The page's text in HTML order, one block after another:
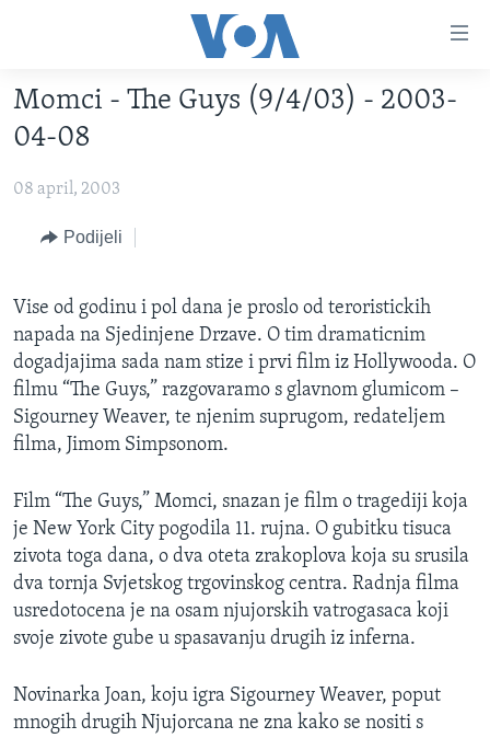
glavni
sadržaj
na
navigaciju
na
pretragu
FOTOGRAFIJE DANA
VIJESTI
BOSNA I HERCEGOVINA
SVIJET
SPECIJALNI PROJEKTI
KORUPCIJA
SLOBODA MEDIJA
ŽENSKA STRANA
MAGAZIN
O GLASU AMERIKE
Learning English
Momci - The Guys (9/4/03) - 2003-
04-08
08 april, 2003
Podijeli
Vise od godinu i pol dana je proslo od teroristickih
napada na Sjedinjene Drzave. O tim dramaticnim
dogadjajima sada nam stize i prvi film iz Hollywooda. O
filmu “The Guys,” razgovaramo s glavnom glumicom –
Sigourney Weaver, te njenim suprugom, redateljem
filma, Jimom Simpsonom.
Film “The Guys,” Momci, snazan je film o tragediji koja
je New York City pogodila 11. rujna. O gubitku tisuca
zivota toga dana, o dva oteta zrakoplova koja su srusila
dva tornja Svjetskog trgovinskog centra. Radnja filma
usredotocena je na osam njujorskih vatrogasaca koji
svoje zivote gube u spasavanju drugih iz inferna.
Novinarka Joan, koju igra Sigourney Weaver, poput
mnogih drugih Njujorcana ne zna kako se nositi s